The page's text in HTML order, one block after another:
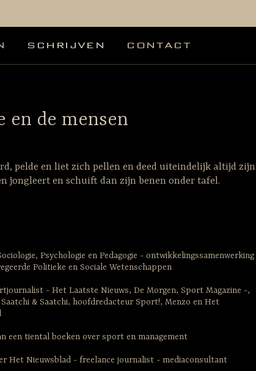
schrijven contact
en de mensen
pelde en liet zich pellen en deed uiteindelijk altijd zijn
jongleert en schuift dan zijn benen onder tafel.
Psychologie en Pedagogie - ontwikkelingssamenwerking
Politieke en Sociale Wetenschappen
- Het Laatste Nieuws, De Morgen, Sport Magazine -,
& Saatchi, hoofdredacteur Sport!, Menzo en Het
een tiental boeken over sport en management
Het Nieuwsblad - freelance journalist - mediaconsultant